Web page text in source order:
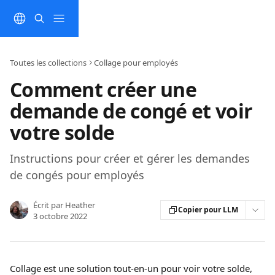
Toutes les collections Collage pour employés
Comment créer une
demande de congé et voir
votre solde
Instructions pour créer et gérer les demandes
de congés pour employés
Écrit par Heather
3 octobre 2022
Copier pour LLM
Collage est une solution tout-en-un pour voir votre solde,